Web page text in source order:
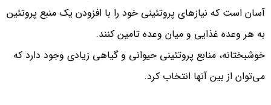
آسان است که نیازهای پروتئینی خود را با افزودن یک منبع پروتئین
به هر وعده غذایی و میان وعده تامین کنند.
خوشبختانه، منابع پروتئینی حیوانی و گیاهی زیادی وجود دارد که
می‌توان از بین آنها انتخاب کرد.